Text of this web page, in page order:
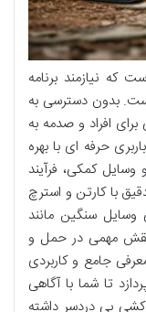
که نیازمند برنامه
بدون دسترسی به
افراد و صدمه به
حرفه ای با بهره
وسایل کمکی، فرآیند
باکارتن و استرچ
وسایل سنگین مانند
مهمی در حمل و
جامع و کاربردی
تا شما با آگاهی
بی دردسرداشته